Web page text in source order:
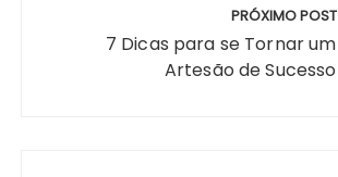
PRÓXIMO POST
7 Dicas para se Tornar um
Artesão de Sucesso